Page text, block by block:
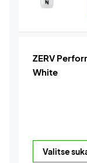
ZERV
White